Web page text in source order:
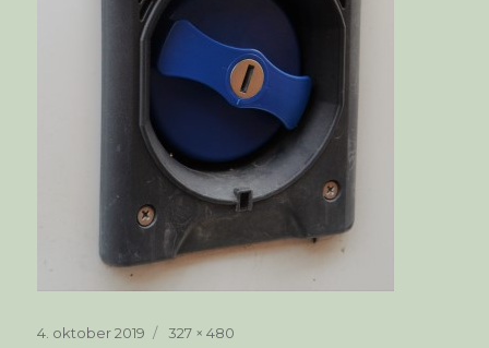
Publisert
4. oktober 2019
Full
327 × 480